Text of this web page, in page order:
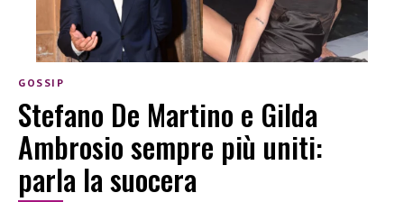
GOSSIP
Stefano De Martino e Gilda
Ambrosio sempre più uniti:
parla la suocera